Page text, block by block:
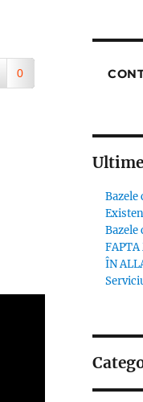
0
Bazele
Bazele
FAPTA
ÎN